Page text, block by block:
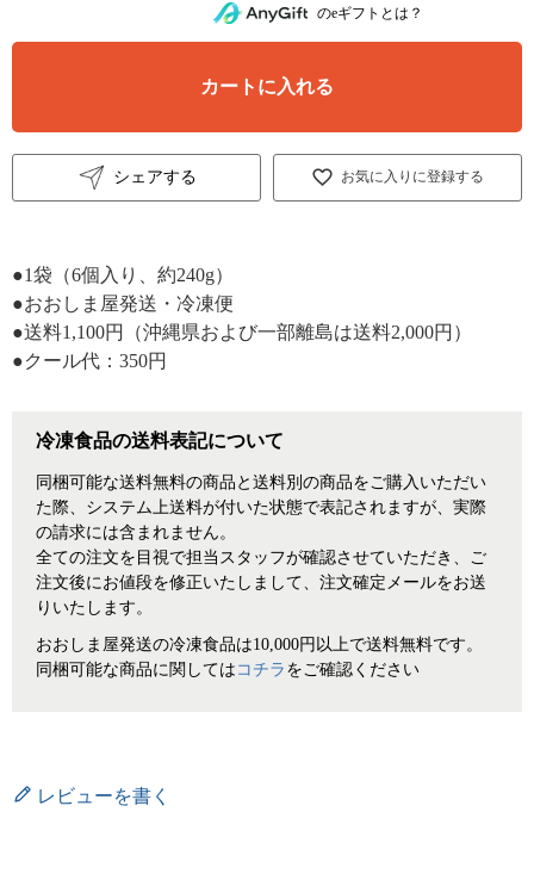
お気に入りに登録する
カートに入れる
のeギフトとは？
シェアする
●1袋（6個入り、約240g）
●おおしま屋発送・冷凍便
●送料1,100円（沖縄県および一部離島は送料2,000円）
●クール代：350円
冷凍食品の送料表記について
同梱可能な送料無料の商品と送料別の商品をご購入いただい
た際、システム上送料が付いた状態で表記されますが、実際
の請求には含まれません。
全ての注文を目視で担当スタッフが確認させていただき、ご
注文後にお値段を修正いたしまして、注文確定メールをお送
りいたします。
おおしま屋発送の冷凍食品は10,000円以上で送料無料です。
同梱可能な商品に関しては コチラ をご確認ください
レビューを書く